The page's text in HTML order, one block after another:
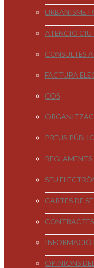
URBANISME I
ATENCIÓ
CONSULTES
FACTURA
ODS
PREUS
SEU
CARTES DE
OPINIONS